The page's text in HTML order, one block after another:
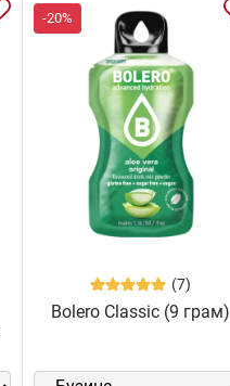
-20%
(7)
Bolero Classic (9 грам)